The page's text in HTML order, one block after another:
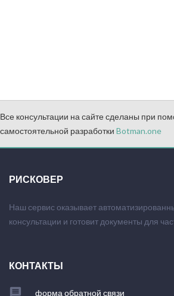
Все консультации на сайте сделаны при
самостоятельной разработки Botman.one
РИСКОВЕР
Наш сервис оказывает
консультации и готовит документы для
КОНТАКТЫ
форма обратной связи